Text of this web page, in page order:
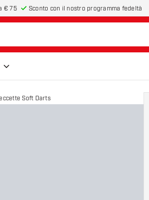
€ 75 Sconto con il nostro programma fedeltà
Soft Darts